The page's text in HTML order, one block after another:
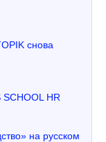
снова
HR
на русском